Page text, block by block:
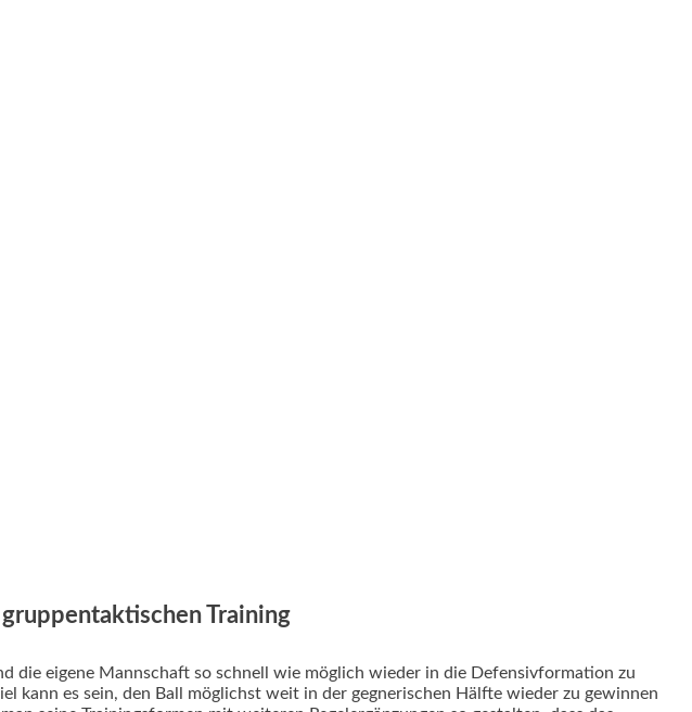
Training
die eigene Mannschaft so schnell wie möglich wieder in die Defensivformation zu
kann es sein, den Ball möglichst weit in der gegnerischen Hälfte wieder zu gewinnen